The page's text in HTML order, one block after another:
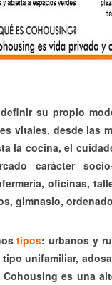
su propio
vitales, desde las
la cocina, el
carácter
oficinas,
gimnasio,
tipos: urbanos y
unifamiliar,
es una